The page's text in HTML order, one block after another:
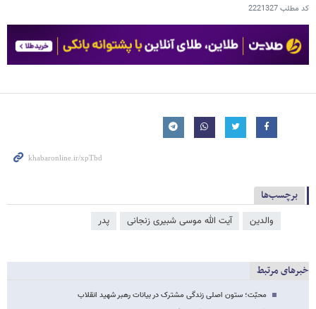
کد مطلب2221327
برچسب‌ها
والدین آیت الله موسی شبیری زنجانی پدر
خبرهای مرتبط
محبّت؛ ستون اصلی زندگی مشترک در بیانات رهبر شهید انقلاب